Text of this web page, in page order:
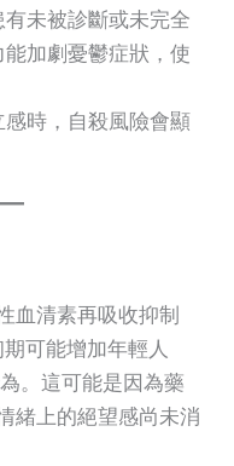
未被診斷或未完全
加劇憂鬱症狀，使
時，自殺風險會顯
血清素再吸收抑制
可能增加年輕人
。這可能是因為藥
緒上的絕望感尚未消